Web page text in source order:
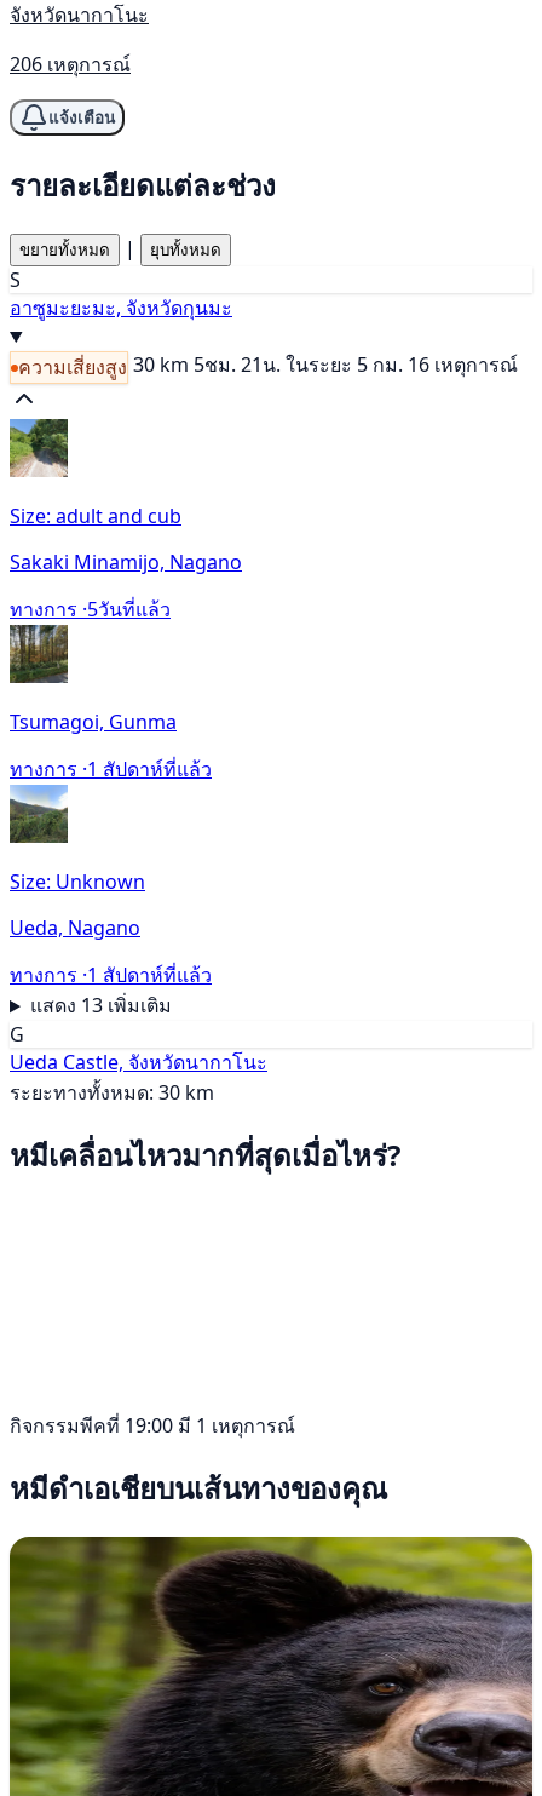
จังหวัดนากาโนะ
206 เหตุการณ์
แจ้งเตือน
รายละเอียดแต่ละช่วง
ขยายทั้งหมด | ยุบทั้งหมด
S
อาซูมะยะมะ, จังหวัดกุนมะ
ความเสี่ยงสูง 30 km 5ชม. 21น. ในระยะ 5 กม. 16 เหตุการณ์
Size: adult and cub
Sakaki Minamijo, Nagano
ทางการ ·5วันที่แล้ว
Tsumagoi, Gunma
ทางการ ·1 สัปดาห์ที่แล้ว
Size: Unknown
Ueda, Nagano
ทางการ ·1 สัปดาห์ที่แล้ว
แสดง 13 เพิ่มเติม
G
Ueda Castle, จังหวัดนากาโนะ
ระยะทางทั้งหมด: 30 km
หมีเคลื่อนไหวมากที่สุดเมื่อไหร่?
กิจกรรมพีคที่ 19:00 มี 1 เหตุการณ์
หมีดำเอเชียบนเส้นทางของคุณ